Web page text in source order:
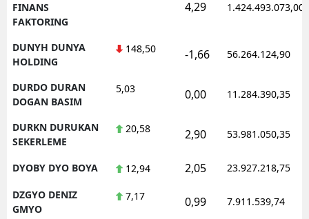
FINANS
FAKTORING
4,29 1.424.493.073,00
DUNYH DUNYA
HOLDING
148,50 -1,66 56.264.124,90
DURDO DURAN
DOGAN BASIM
5,03 0,00 11.284.390,35
DURKN DURUKAN
SEKERLEME
20,58 2,90 53.981.050,35
DYOBY DYO BOYA 12,94 2,05 23.927.218,75
DZGYO DENIZ
GMYO
7,17 0,99 7.911.539,74